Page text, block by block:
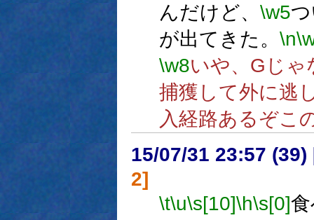
んだけど、 \w5
が出てきた。 \n
\w8いや、Gじゃ
捕獲して外に逃
入経路あるぞこ
15/07/31 23:57 (39)
2]
\t\u\s[10]\h\s[0]